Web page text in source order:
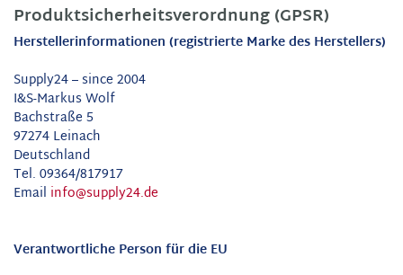
Produktsicherheitsverordnung (GPSR)
Herstellerinformationen (registrierte Marke des Herstellers)
Supply24 – since 2004
I&S-Markus Wolf
Bachstraße 5
97274 Leinach
Deutschland
Tel. 09364/817917
Email info@supply24.de
Verantwortliche Person für die EU